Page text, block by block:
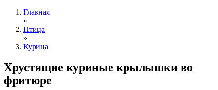
Главная
»
Птица
»
Курица
Хрустящие куриные крылышки во
фритюре